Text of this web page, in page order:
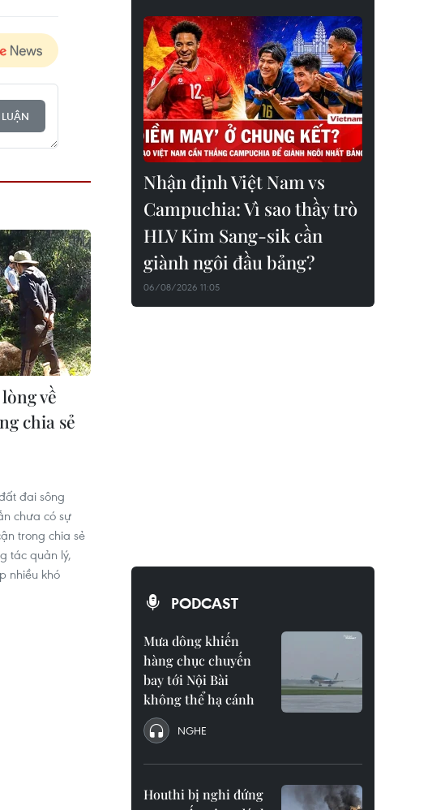
về
chia sẻ
đai sông
chưa có sự
trong chia sẻ
tác quản lý,
nhiều khó
Nhận định Việt Nam vs
Campuchia: Vì sao thầy trò
HLV Kim Sang-sik cần
giành ngôi đầu bảng?
06/08/2026 11:05
PODCAST
Mưa dông khiến
hàng chục chuyến
bay tới Nội Bài
không thể hạ cánh
NGHE
Houthi bị nghi đứng